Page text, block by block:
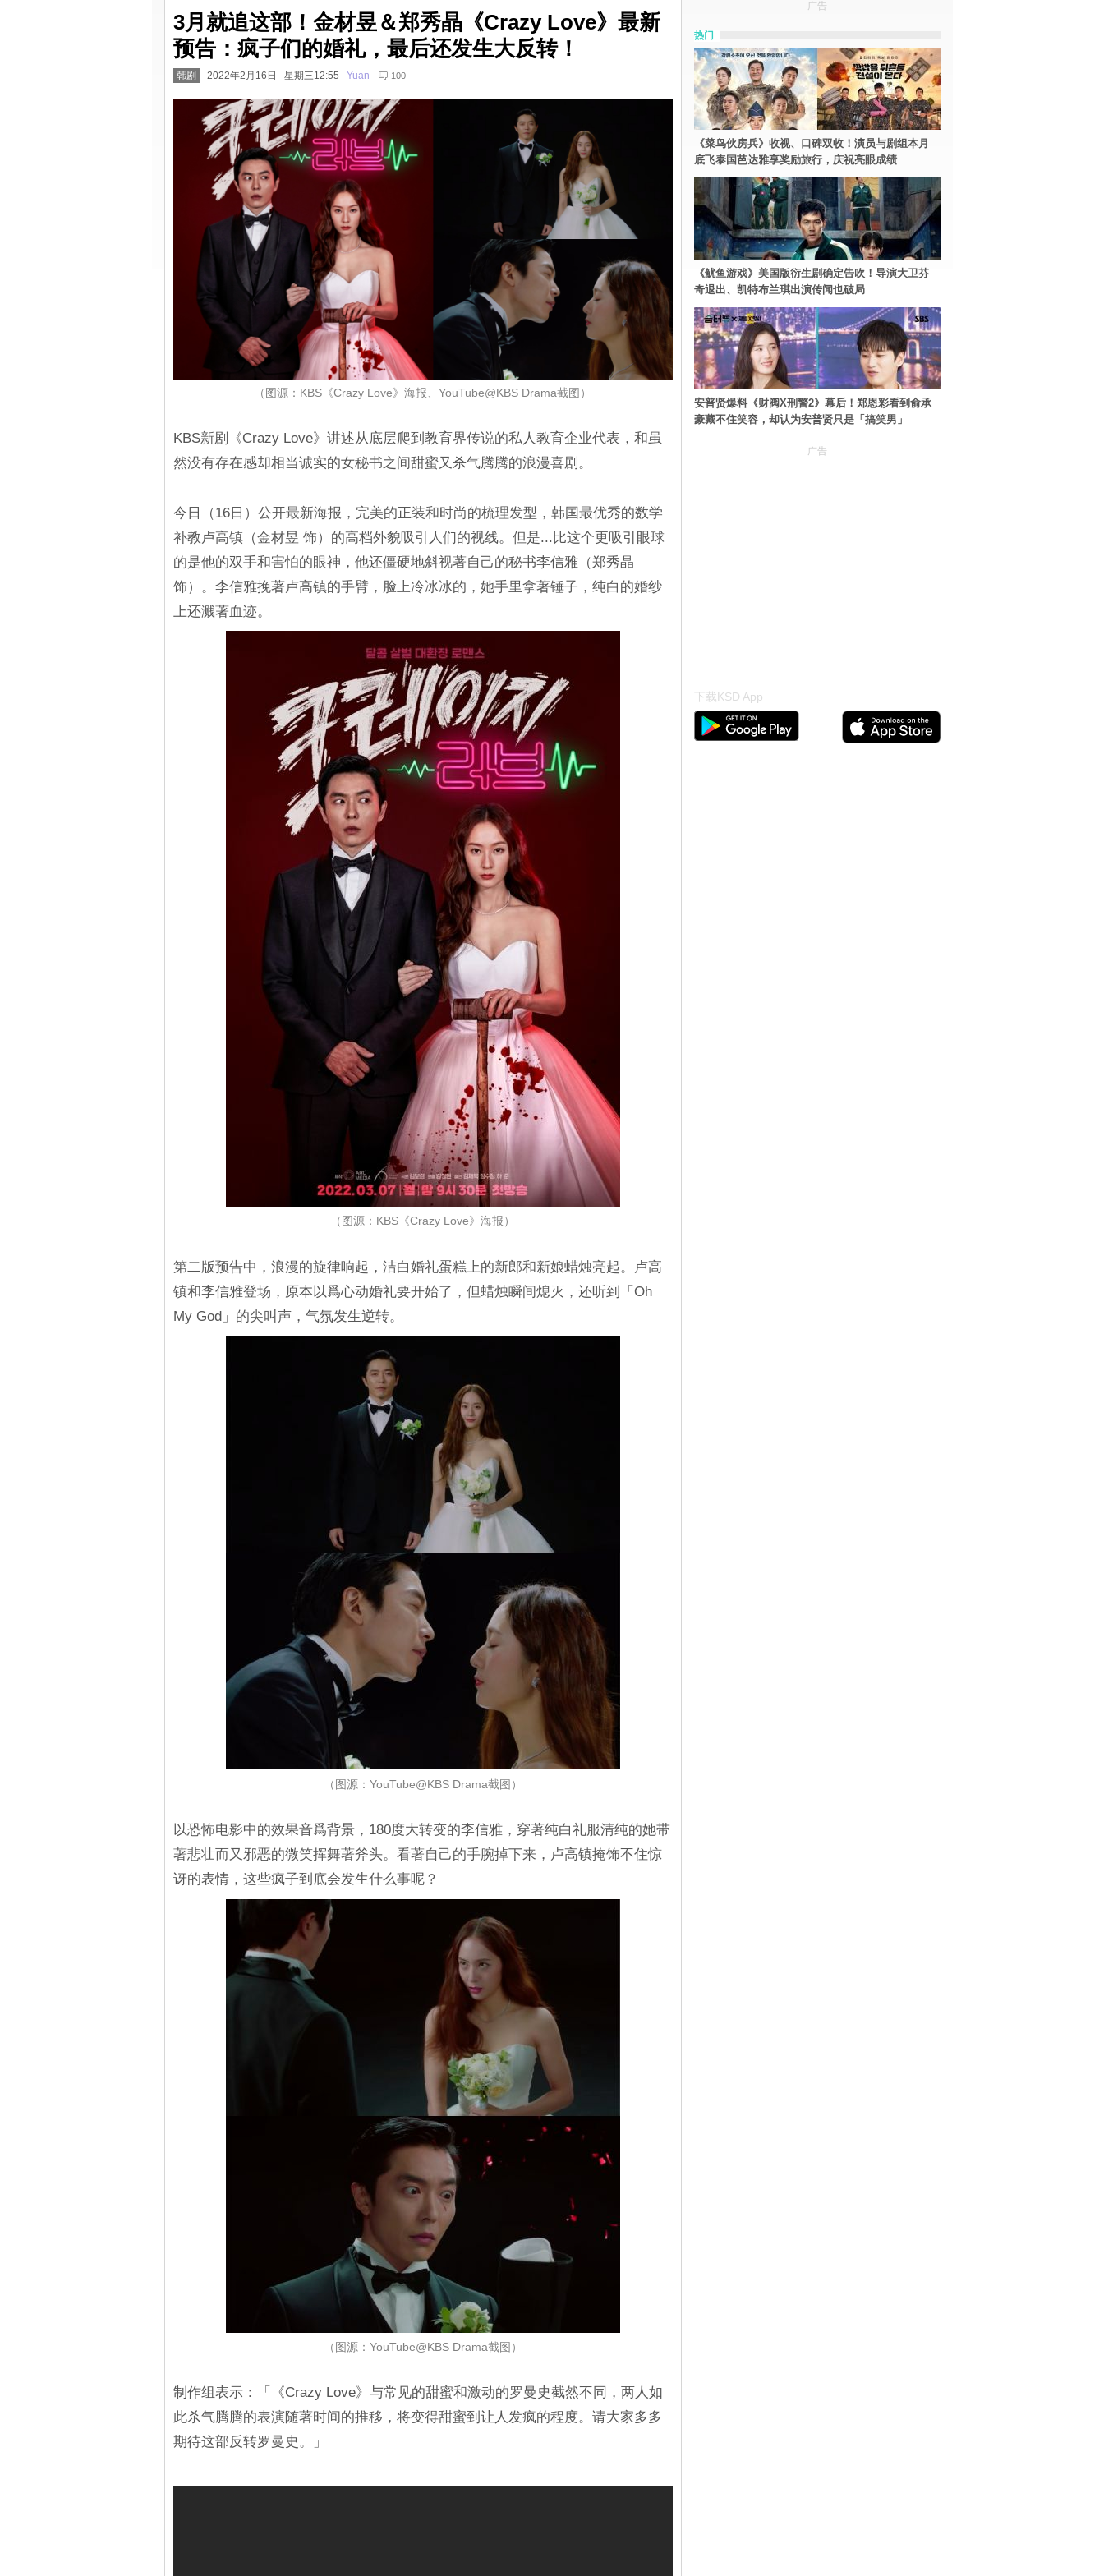
3月就追这部！金材昱＆郑秀晶《Crazy Love》最新
预告：疯子们的婚礼，最后还发生大反转！
韩剧 2022年2月16日 星期三12:55 Yuan 100
（图源：KBS《Crazy Love》海报、YouTube@KBS Drama截图）
KBS新剧《Crazy Love》讲述从底层爬到教育界传说的私人教育企业代表，和虽
然没有存在感却相当诚实的女秘书之间甜蜜又杀气腾腾的浪漫喜剧。
今日（16日）公开最新海报，完美的正装和时尚的梳理发型，韩国最优秀的数学
补教卢高镇（金材昱 饰）的高档外貌吸引人们的视线。但是...比这个更吸引眼球
的是他的双手和害怕的眼神，他还僵硬地斜视著自己的秘书李信雅（郑秀晶
饰）。李信雅挽著卢高镇的手臂，脸上冷冰冰的，她手里拿著锤子，纯白的婚纱
上还溅著血迹。
（图源：KBS《Crazy Love》海报）
第二版预告中，浪漫的旋律响起，洁白婚礼蛋糕上的新郎和新娘蜡烛亮起。卢高
镇和李信雅登场，原本以爲心动婚礼要开始了，但蜡烛瞬间熄灭，还听到「Oh
My God」的尖叫声，气氛发生逆转。
（图源：YouTube@KBS Drama截图）
以恐怖电影中的效果音爲背景，180度大转变的李信雅，穿著纯白礼服清纯的她带
著悲壮而又邪恶的微笑挥舞著斧头。看著自己的手腕掉下来，卢高镇掩饰不住惊
讶的表情，这些疯子到底会发生什么事呢？
（图源：YouTube@KBS Drama截图）
制作组表示：「《Crazy Love》与常见的甜蜜和激动的罗曼史截然不同，两人如
此杀气腾腾的表演随著时间的推移，将变得甜蜜到让人发疯的程度。请大家多多
期待这部反转罗曼史。」
广告
热门
《菜鸟伙房兵》收视、口碑双收！演员与剧组本月
底飞泰国芭达雅享奖励旅行，庆祝亮眼成绩
《鱿鱼游戏》美国版衍生剧确定告吹！导演大卫芬
奇退出、凯特布兰琪出演传闻也破局
安普贤爆料《财阀X刑警2》幕后！郑恩彩看到俞承
豪藏不住笑容，却认为安普贤只是「搞笑男」
广告
下载KSD App